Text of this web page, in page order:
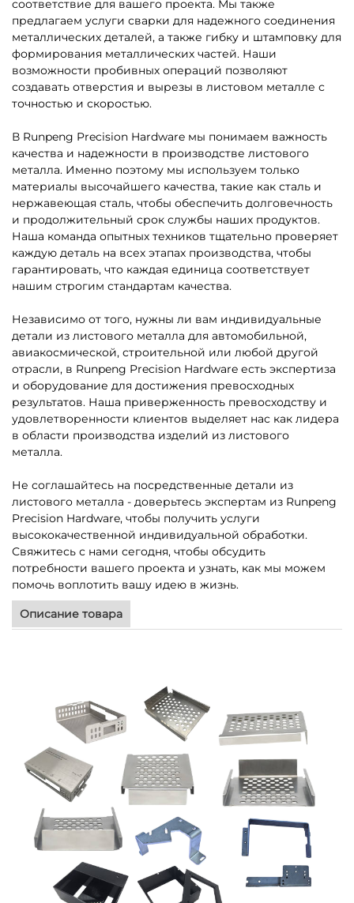
соответствие для вашего проекта. Мы также
предлагаем услуги сварки для надежного соединения
металлических деталей, а также гибку и штамповку для
формирования металлических частей. Наши
возможности пробивных операций позволяют
создавать отверстия и вырезы в листовом металле с
точностью и скоростью.
В Runpeng Precision Hardware мы понимаем важность
качества и надежности в производстве листового
металла. Именно поэтому мы используем только
материалы высочайшего качества, такие как сталь и
нержавеющая сталь, чтобы обеспечить долговечность
и продолжительный срок службы наших продуктов.
Наша команда опытных техников тщательно проверяет
каждую деталь на всех этапах производства, чтобы
гарантировать, что каждая единица соответствует
нашим строгим стандартам качества.
Независимо от того, нужны ли вам индивидуальные
детали из листового металла для автомобильной,
авиакосмической, строительной или любой другой
отрасли, в Runpeng Precision Hardware есть экспертиза
и оборудование для достижения превосходных
результатов. Наша приверженность превосходству и
удовлетворенности клиентов выделяет нас как лидера
в области производства изделий из листового
металла.
Не соглашайтесь на посредственные детали из
листового металла - доверьтесь экспертам из Runpeng
Precision Hardware, чтобы получить услуги
высококачественной индивидуальной обработки.
Свяжитесь с нами сегодня, чтобы обсудить
потребности вашего проекта и узнать, как мы можем
помочь воплотить вашу идею в жизнь.
Описание товара